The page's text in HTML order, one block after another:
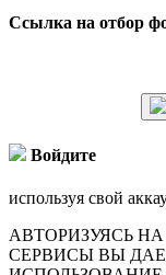
Ссылка на отбор
Войдите
используя свой
АВТОРИЗУЯСЬ
СЕРВИСЫ ВЫ